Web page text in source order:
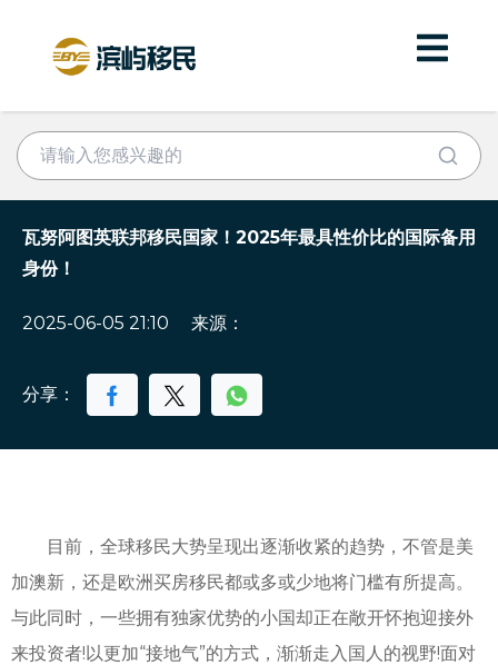
瓦努阿图英联邦移民国家！2025年最具性价比的国际备用
身份！
2025-06-05 21:10 来源：
分享：
目前，全球移民大势呈现出逐渐收紧的趋势，不管是美
加澳新，还是欧洲买房移民都或多或少地将门槛有所提高。
与此同时，一些拥有独家优势的小国却正在敞开怀抱迎接外
来投资者!以更加“接地气”的方式，渐渐走入国人的视野!面对